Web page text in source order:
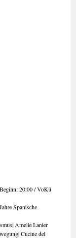
20:00 / VoKü
Spanische
Amelie Lanier
Cucine del